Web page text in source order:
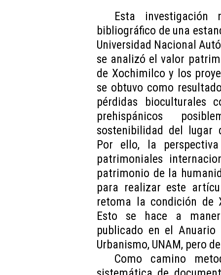
Esta
bibliográfico de una
Universidad Nacional
se analizó el valor
de Xochimilco y los
se obtuvo como
pérdidas bioculturales
prehispánicos
sostenibilidad del lugar
Por ello, la
patrimoniales
patrimonio de la
para realizar este
retoma la condición de
Esto se hace a
publicado en el
Urbanismo, UNAM, pero
Como camino